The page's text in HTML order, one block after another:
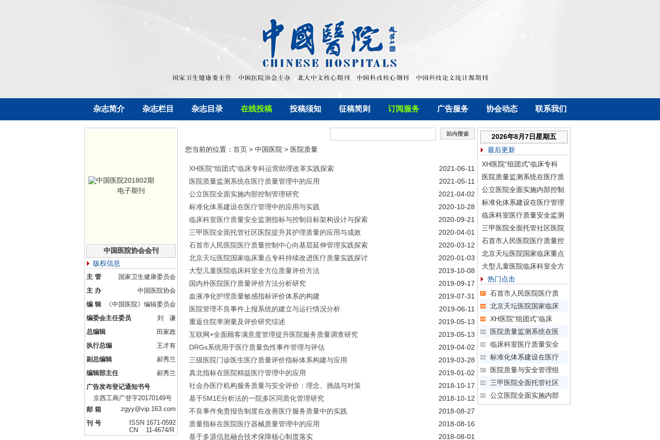
杂志简介 杂志栏目 杂志目录 在线投稿 投稿须知 征稿简则 订阅服务 广告服务 协会动态 联系我们
电子期刊
中国医院协会会刊
版权信息
主 管
国家卫生健康委员会
主 办
中国医院协会
编 辑
《中国医院》编辑委员会
编委会主任委员
刘 谦
总编辑
田家政
执行总编
王才有
副总编辑
郝秀兰
编辑部主任
郝秀兰
广告发布登记通知书号
京西工商广登字20170149号
邮 箱
zgyy@vip.163.com
刊 号
ISSN 1671-0592
CN 11-4674/R
您当前的位置： 首页 > 中国医院 > 医院质量
XH医院“组团式”临床专科运营助理改革实践探索
2021-06-11
医院质量监测系统在医疗质量管理中的应用
2021-05-11
公立医院全面实施内部控制管理研究
2021-04-02
标准化体系建设在医疗管理中的应用与实践
2020-10-28
临床科室医疗质量安全监测指标与控制目标架构设计与探索
2020-09-21
三甲医院全面托管社区医院提升其护理质量的应用与成效
2020-04-01
石首市人民医院医疗质量控制中心向基层延伸管理实践探索
2020-03-12
北京天坛医院国家临床重点专科持续改进医疗质量实践探讨
2020-01-03
大型儿童医院临床科室全方位质量评价方法
2019-10-08
国内外医院医疗质量评价方法分析研究
2019-09-17
血液净化护理质量敏感指标评价体系的构建
2019-07-31
医院管理不良事件上报系统的建立与运行情况分析
2019-06-11
重返住院率测量及评价研究综述
2019-05-13
互联网+全面顾客满意度管理提升医院服务质量调查研究
2019-05-13
DRGs系统用于医疗质量负性事件管理与评估
2019-04-02
三级医院门诊医生医疗质量评价指标体系构建与应用
2019-03-28
真北指标在医院精益医疗管理中的应用
2019-01-02
社会办医疗机构服务质量与安全评价：理念、挑战与对策
2018-10-17
基于5M1E分析法的一院多区同质化管理研究
2018-10-12
不良事件免责报告制度在改善医疗服务质量中的实践
2018-08-27
质量指标在医院医疗器械质量管理中的应用
2018-08-16
基于多源信息融合技术保障核心制度落实
2018-08-01
2026年8月7日星期五
最后更新
XH医院“组团式”临床专科
医院质量监测系统在医疗质
公立医院全面实施内部控制
标准化体系建设在医疗管理
临床科室医疗质量安全监测
三甲医院全面托管社区医院
石首市人民医院医疗质量控
北京天坛医院国家临床重点
大型儿童医院临床科室全方
热门点击
石首市人民医院医疗质
北京天坛医院国家临床
XH医院“组团式”临床
医院质量监测系统在医
临床科室医疗质量安全
标准化体系建设在医疗
医院质量与安全管理组
三甲医院全面托管社区
公立医院全面实施内部